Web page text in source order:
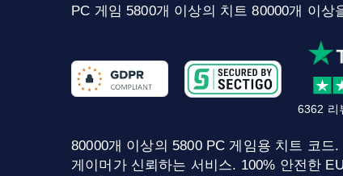
PC 게임 5800개 이상의 치트 80000개 이상
6362 리
80000개 이상의 5800 PC 게임용 치트 코드
게이머가 신뢰하는 서비스. 100% 안전한